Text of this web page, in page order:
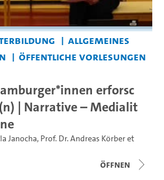
Allgemeines
Öffentliche Vorlesungen
erforsc
| Narrative – Medialit
Janocha, Prof. Dr. Andreas Körberet
Öffnen